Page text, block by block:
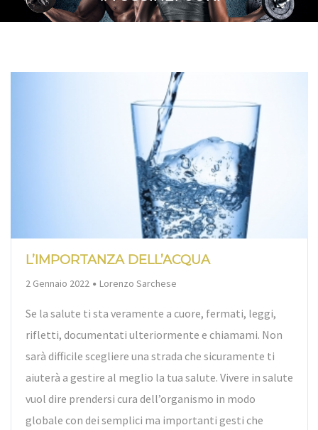
L’IMPORTANZA DELL’ACQUA
2 Gennaio 2022 By
Lorenzo Sarchese
Se la salute ti sta veramente a cuore, fermati, leggi,
rifletti, documentati ulteriormente e chiamami. Non
sarà difficile scegliere una strada che sicuramente ti
aiuterà a gestire al meglio la tua salute. Vivere in salute
vuol dire prendersi cura dell’organismo in modo
globale con dei semplici ma importanti gesti che